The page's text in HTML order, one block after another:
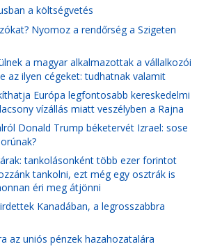
a költségvetés
Nyomoz a rendőrség a Szigeten
a magyar alkalmazottak a vállalkozói
az ilyen cégeket: tudhatnak valamit
Európa legfontosabb kereskedelmi
vízállás miatt veszélyben a Rajna
Donald Trump béketervét Izrael: sose
tankolásonként több ezer forintot
tankolni, ezt még egy osztrák is
éri meg átjönni
Kanadában, a legrosszabbra
az uniós pénzek hazahozatalára